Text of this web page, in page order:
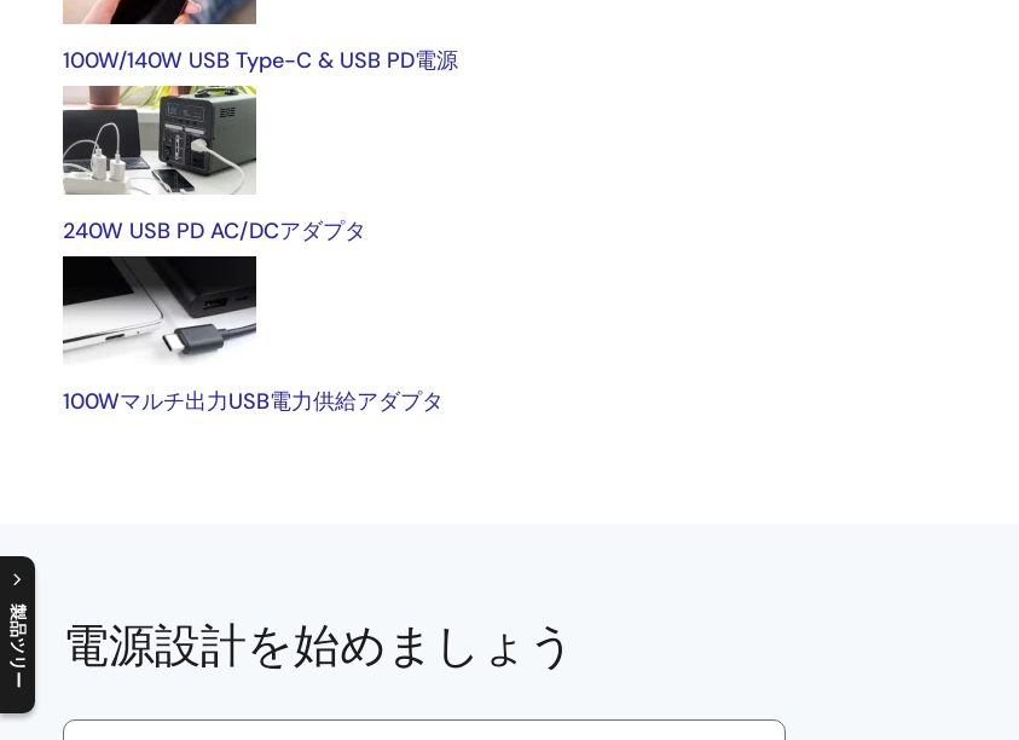
製品ツリー
C
l
o
s
e
p
r
o
d
u
c
t
t
r
e
e
m
e
n
O
p
e
n
p
r
o
d
u
c
t
t
r
e
e
m
e
n
100W/140W USB Type-C & USB PD電源
240W USB PD AC/DCアダプタ
100Wマルチ出力USB電力供給アダプタ
電源設計を始めましょう